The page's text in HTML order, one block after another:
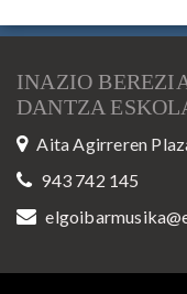
INAZIO
DANTZA
Aita Agirreren
943 742 145